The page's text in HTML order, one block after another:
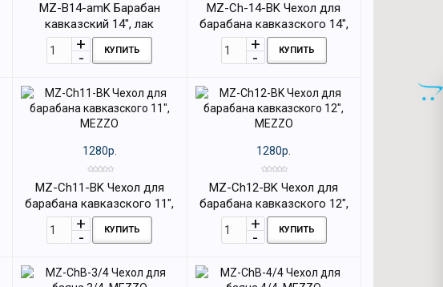
MZ-B14-amK Барабан
кавказский 14", лак
янтарный, с чехлом, MEZZO
КУПИТЬ
MZ-Ch-14-BK Чехол для
барабана кавказского 14",
MEZZO
КУПИТЬ
1280р.
MZ-Ch11-BK Чехол для
барабана кавказского 11",
MEZZO
КУПИТЬ
1280р.
MZ-Ch12-BK Чехол для
барабана кавказского 12",
MEZZO
КУПИТЬ